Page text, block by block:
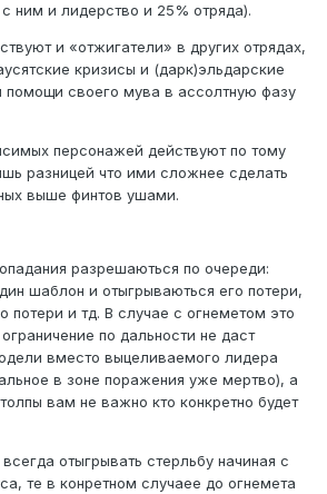
ним и лидерство и 25% отряда).
и «отжигатели» в других отрядах,
кризисы и (дарк)эльдарские
помощи своего мува в ассолтную фазу
персонажей действуют по тому
разницей что ими сложнее сделать
выше финтов ушами.
разрешаються по очереди:
шаблон и отыгрываються его потери,
потери и тд. В случае с огнеметом это
по дальности не даст
вместо выцеливаемого лидера
в зоне поражения уже мертво), а
вам не важно кто конкретно будет
отыгрывать стерльбу начиная с
те в конретном случаее до огнемета